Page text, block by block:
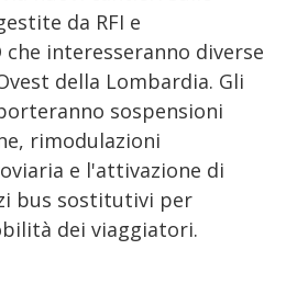
da RFI e
che interesseranno diverse
della Lombardia. Gli
sospensioni
rimodulazioni
e l'attivazione di
bus sostitutivi per
dei viaggiatori.